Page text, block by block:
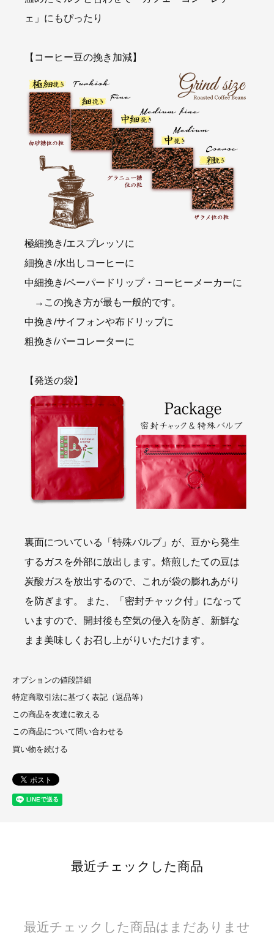
ェ」にもぴったり
【コーヒー豆の挽き加減】
極細挽き/エスプレッソに
細挽き/水出しコーヒーに
中細挽き/ペーパードリップ・コーヒーメーカーに
→この挽き方が最も一般的です。
中挽き/サイフォンや布ドリップに
粗挽き/バーコレーターに
【発送の袋】
裏面についている「特殊バルブ」が、豆から発生
するガスを外部に放出します。焙煎したての豆は
炭酸ガスを放出するので、これが袋の膨れあがり
を防ぎます。 また、「密封チャック付」になって
いますので、開封後も空気の侵入を防ぎ、新鮮な
まま美味しくお召し上がりいただけます。
オプションの値段詳細
特定商取引法に基づく表記（返品等）
この商品を友達に教える
この商品について問い合わせる
買い物を続ける
最近チェックした商品
最近チェックした商品はまだありませ